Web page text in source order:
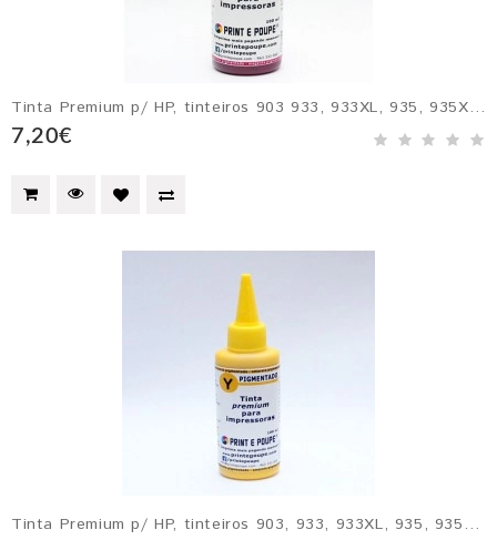
Tinta Premium p/ HP, tinteiros 903 933, 933XL, 935, 935XL, 940, 940XL, 942xl, 951, 951XL e 953. MAGENTA pigmentado
7,20€
Tinta Premium p/ HP, tinteiros 903, 933, 933XL, 935, 935XL, 940, 940XL, 942xl, 951, 951XL e 953. AMARELO pigmentado